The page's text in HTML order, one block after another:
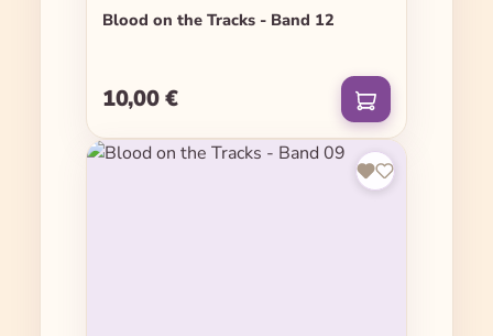
Blood on the Tracks - Band 12
Regulärer Preis:
10,00 €